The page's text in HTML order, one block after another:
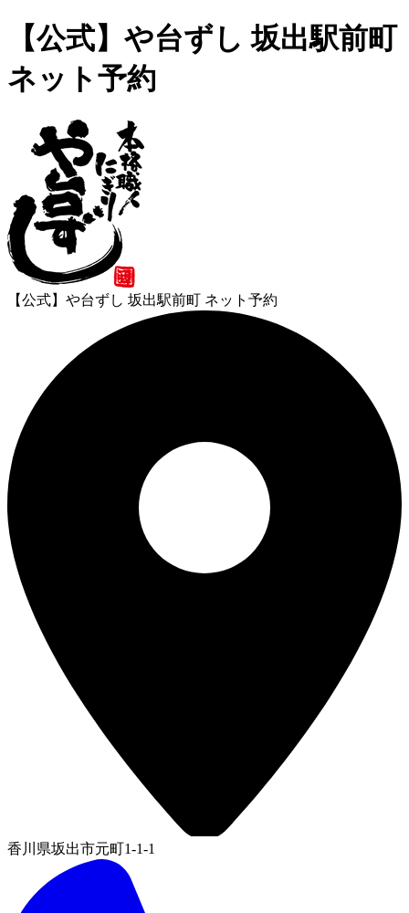
【公式】や台ずし 坂出駅前町
ネット予約
【公式】や台ずし 坂出駅前町 ネット予約
香川県坂出市元町1-1-1